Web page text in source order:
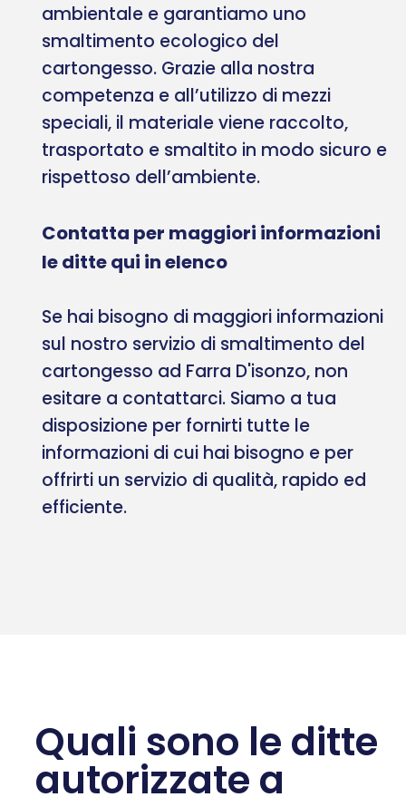
ambientale e garantiamo uno
smaltimento ecologico del
cartongesso. Grazie alla nostra
competenza e all’utilizzo di mezzi
speciali, il materiale viene raccolto,
trasportato e smaltito in modo sicuro e
rispettoso dell’ambiente.
Contatta per maggiori informazioni
le ditte qui in elenco
Se hai bisogno di maggiori informazioni
sul nostro servizio di smaltimento del
cartongesso ad Farra D'isonzo, non
esitare a contattarci. Siamo a tua
disposizione per fornirti tutte le
informazioni di cui hai bisogno e per
offrirti un servizio di qualità, rapido ed
efficiente.
Quali sono le ditte
autorizzate a